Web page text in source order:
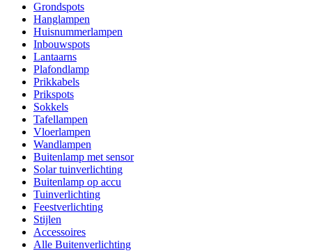
Grondspots
Hanglampen
Huisnummerlampen
Inbouwspots
Lantaarns
Plafondlamp
Prikkabels
Prikspots
Sokkels
Tafellampen
Vloerlampen
Wandlampen
Buitenlamp met sensor
Solar tuinverlichting
Buitenlamp op accu
Tuinverlichting
Feestverlichting
Stijlen
Accessoires
Alle Buitenverlichting